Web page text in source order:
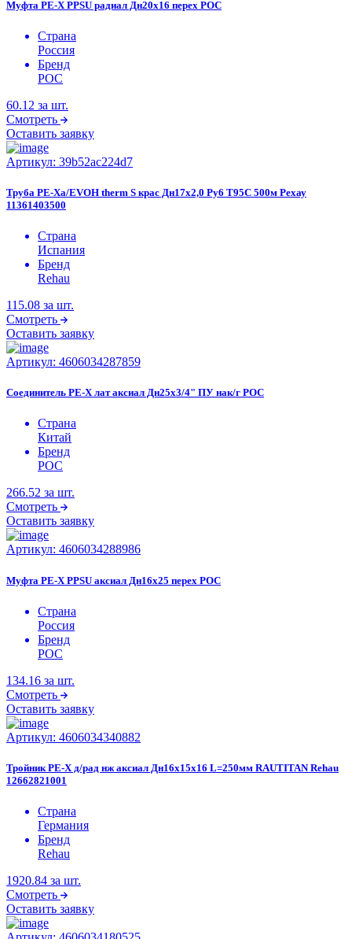
Муфта PE-X PPSU радиал Дн20х16 перех РОС
Страна
Россия
Бренд
РОС
60.12 за шт.
Смотреть
Оставить заявку
Артикул: 39b52ac224d7
Труба PE-Xa/EVOH therm S крас Дн17х2,0 Ру6 Т95C 500м Рехау
11361403500
Страна
Испания
Бренд
Rehau
115.08 за шт.
Смотреть
Оставить заявку
Артикул: 4606034287859
Соединитель PE-X лат аксиал Дн25х3/4" ПУ нак/г РОС
Страна
Китай
Бренд
РОС
266.52 за шт.
Смотреть
Оставить заявку
Артикул: 4606034288986
Муфта PE-X PPSU аксиал Дн16х25 перех РОС
Страна
Россия
Бренд
РОС
134.16 за шт.
Смотреть
Оставить заявку
Артикул: 4606034340882
Тройник PE-X д/рад нж аксиал Дн16х15х16 L=250мм RAUTITAN Rehau
12662821001
Страна
Германия
Бренд
Rehau
1920.84 за шт.
Смотреть
Оставить заявку